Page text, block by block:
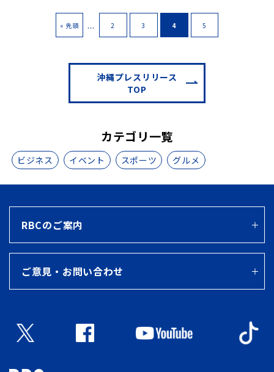
« 先頭 ... 2 3 4 5
沖縄プレスリリース
TOP
カテゴリ一覧
ビジネス イベント スポーツ グルメ
RBCのご案内
ご意見・お問い合わせ